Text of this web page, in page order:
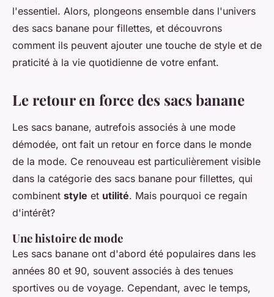
l'essentiel. Alors, plongeons ensemble dans l'univers
des sacs banane pour fillettes, et découvrons
comment ils peuvent ajouter une touche de style et de
praticité à la vie quotidienne de votre enfant.
Le retour en force des sacs banane
Les sacs banane, autrefois associés à une mode
démodée, ont fait un retour en force dans le monde
de la mode. Ce renouveau est particulièrement visible
dans la catégorie des sacs banane pour fillettes, qui
combinent style et utilité. Mais pourquoi ce regain
d'intérêt?
Une histoire de mode
Les sacs banane ont d'abord été populaires dans les
années 80 et 90, souvent associés à des tenues
sportives ou de voyage. Cependant, avec le temps,